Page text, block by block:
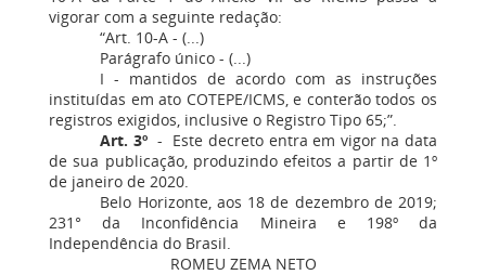
vigorar com a seguinte redação:
“Art. 10-A - (...)
Parágrafo único - (...)
I - mantidos de acordo com as instruções
instituídas em ato COTEPE/ICMS, e conterão todos os
registros exigidos, inclusive o Registro Tipo 65;”.
Art. 3º- Este decreto entra em vigor na data
de sua publicação, produzindo efeitos a partir de 1º
de janeiro de 2020.
Belo Horizonte, aos 18 de dezembro de 2019;
231° da Inconfidência Mineira e 198º da
Independência do Brasil.
ROMEU ZEMA NETO